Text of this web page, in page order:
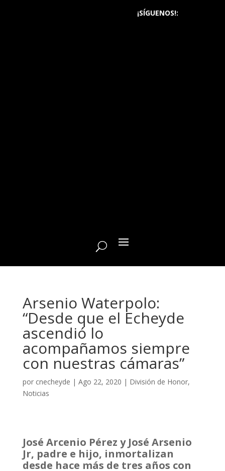
¡SÍGUENOS!:
Arsenio Waterpolo:
“Desde que el Echeyde
ascendió lo
acompañamos siempre
con nuestras cámaras”
por cnecheyde | Ago 22, 2020 | División de Honor,
Noticias
José Arcenio Pérez y José Arsenio
Jr, padre e hijo, inmortalizan
desde hace más de tres años con